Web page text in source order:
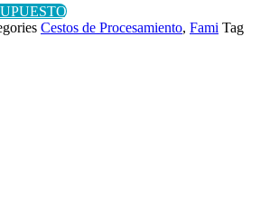
Cestos de Procesamiento, Fami Tag